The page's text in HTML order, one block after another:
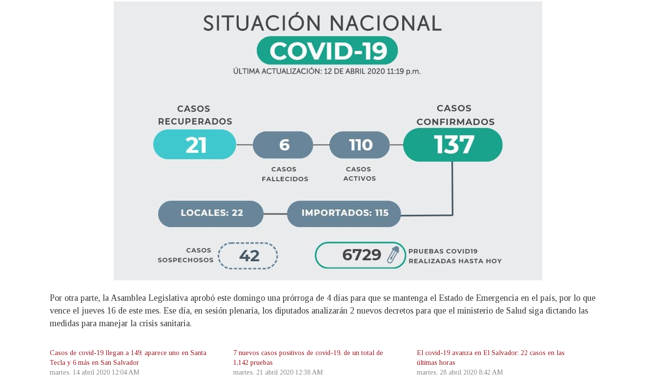
Por otra parte, la Asamblea Legislativa aprobó este domingo una prórroga de 4 días para que se mantenga el Estado de Emergencia en el país, por lo que
vence el jueves 16 de este mes. Ese día, en sesión plenaria, los diputados analizarán 2 nuevos decretos para que el ministerio de Salud siga dictando las
medidas para manejar la crisis sanitaria.
Casos de covid-19 llegan a 149; aparece uno en Santa
Tecla y 6 más en San Salvador
martes, 14 abril 2020 12:04 AM
7 nuevos casos positivos de covid-19, de un total de
1,142 pruebas
martes, 21 abril 2020 12:38 AM
El covid-19 avanza en El Salvador: 22 casos en las
últimas horas
martes, 28 abril 2020 8:42 AM